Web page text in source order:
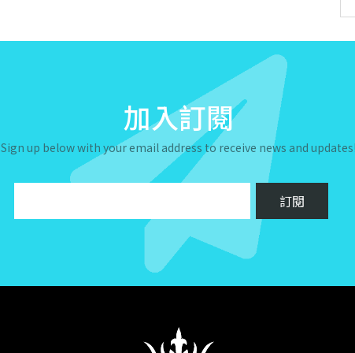
加入訂閱
Sign up below with your email address to receive news and